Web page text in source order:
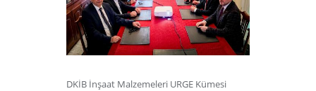
DKİB İnşaat Malzemeleri URGE Kümesi